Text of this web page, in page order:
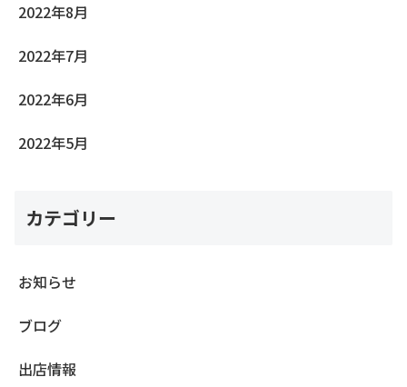
2022年8月
2022年7月
2022年6月
2022年5月
カテゴリー
お知らせ
ブログ
出店情報